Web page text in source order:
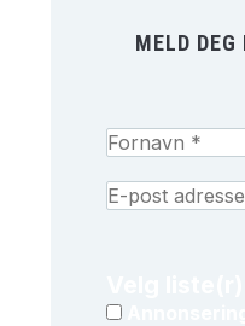
MELD DEG